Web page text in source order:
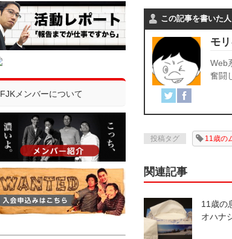
この記事を書いた人
モ
Web
奮闘
投稿タグ 11歳の
関連記事
11歳の
オハナ
FJKメンバーについて